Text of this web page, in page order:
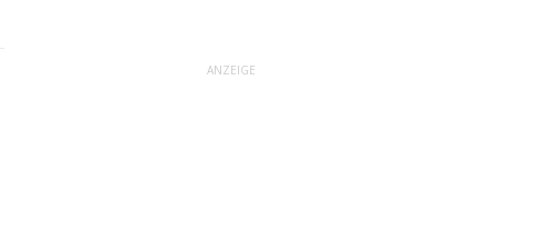
ANZEIGE